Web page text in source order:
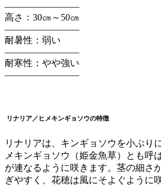
————————
高さ：30㎝～50㎝
————————
耐暑性：弱い
————————
耐寒性：やや強い
————————
リナリア／ヒメキンギョソウの特徴
リナリアは、キンギョソウを小ぶり
メキンギョソウ（姫金魚草）とも呼
が連なるように咲きます。茎の細さ
ぎやすく、花穂は風にそよぐように